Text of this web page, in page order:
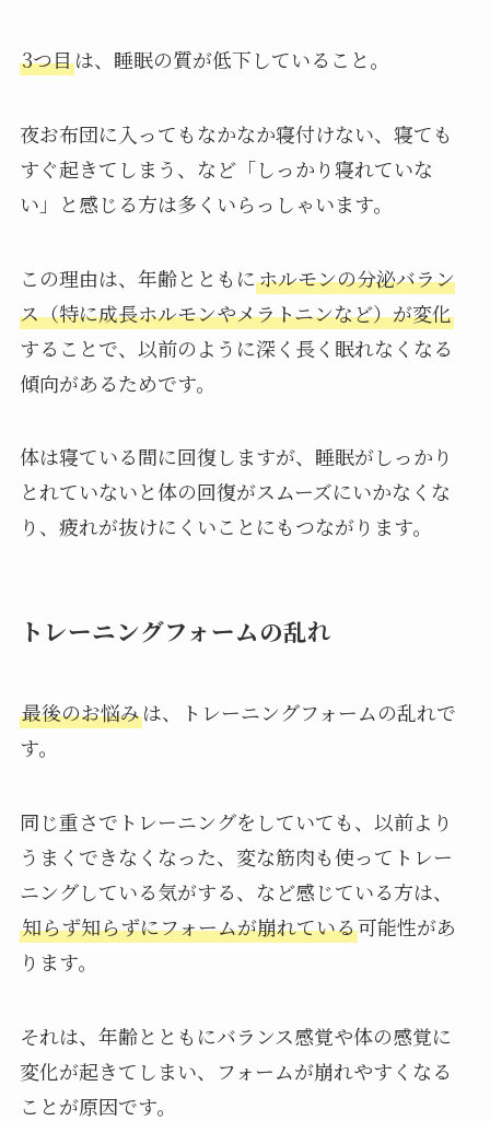
3つ目は、睡眠の質が低下していること。
夜お布団に入ってもなかなか寝付けない、寝ても
すぐ起きてしまう、など「しっかり寝れていな
い」と感じる方は多くいらっしゃいます。
この理由は、年齢とともにホルモンの分泌バラン
ス（特に成長ホルモンやメラトニンなど）が変化
することで、以前のように深く長く眠れなくなる
傾向があるためです。
体は寝ている間に回復しますが、睡眠がしっかり
とれていないと体の回復がスムーズにいかなくな
り、疲れが抜けにくいことにもつながります。
トレーニングフォームの乱れ
最後のお悩みは、トレーニングフォームの乱れで
す。
同じ重さでトレーニングをしていても、以前より
うまくできなくなった、変な筋肉も使ってトレー
ニングしている気がする、など感じている方は、
知らず知らずにフォームが崩れている可能性があ
ります。
それは、年齢とともにバランス感覚や体の感覚に
変化が起きてしまい、フォームが崩れやすくなる
ことが原因です。